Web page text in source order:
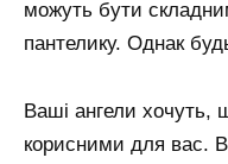
можуть бути
пантелику. Однак
Ваші ангели
корисними для вас.